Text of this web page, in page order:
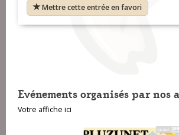
Mettre cette entrée en favori
Evénements organisés par nos
Votre affiche ici